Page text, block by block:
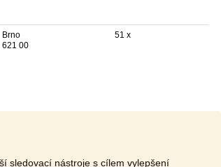
sledovací nástroje s cílem vylepšení
Brno
621 00
51 x